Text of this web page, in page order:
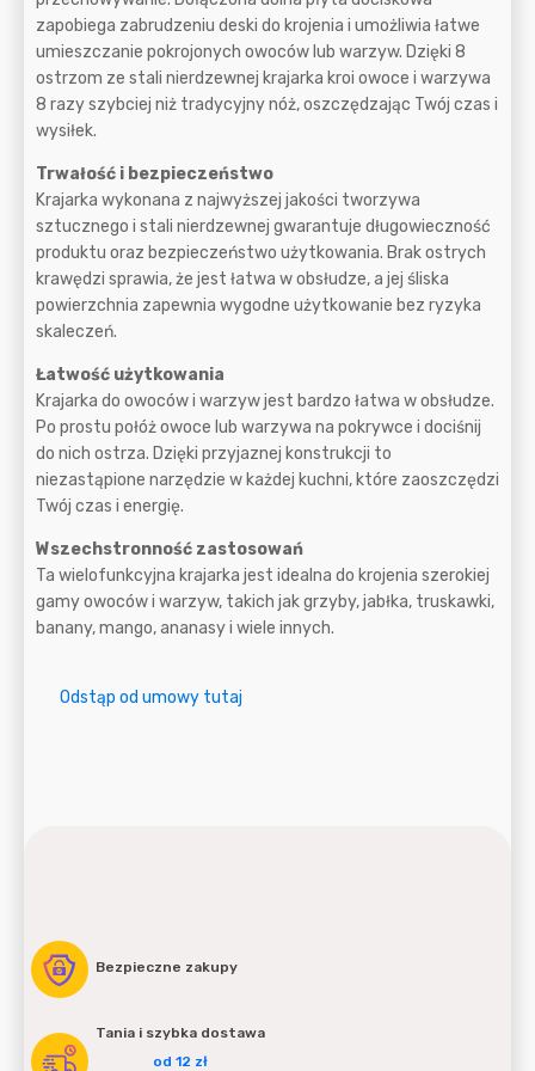
zapobiega zabrudzeniu deski do krojenia i umożliwia łatwe
umieszczanie pokrojonych owoców lub warzyw. Dzięki 8
ostrzom ze stali nierdzewnej krajarka kroi owoce i warzywa
8 razy szybciej niż tradycyjny nóż, oszczędzając Twój czas i
wysiłek.
Trwałość i bezpieczeństwo
Krajarka wykonana z najwyższej jakości tworzywa
sztucznego i stali nierdzewnej gwarantuje długowieczność
produktu oraz bezpieczeństwo użytkowania. Brak ostrych
krawędzi sprawia, że jest łatwa w obsłudze, a jej śliska
powierzchnia zapewnia wygodne użytkowanie bez ryzyka
skaleczeń.
Łatwość użytkowania
Krajarka do owoców i warzyw jest bardzo łatwa w obsłudze.
Po prostu połóż owoce lub warzywa na pokrywce i dociśnij
do nich ostrza. Dzięki przyjaznej konstrukcji to
niezastąpione narzędzie w każdej kuchni, które zaoszczędzi
Twój czas i energię.
Wszechstronność zastosowań
Ta wielofunkcyjna krajarka jest idealna do krojenia szerokiej
gamy owoców i warzyw, takich jak grzyby, jabłka, truskawki,
banany, mango, ananasy i wiele innych.
Odstąp od umowy tutaj
Bezpieczne zakupy
Tania i szybka dostawa
od 12 zł